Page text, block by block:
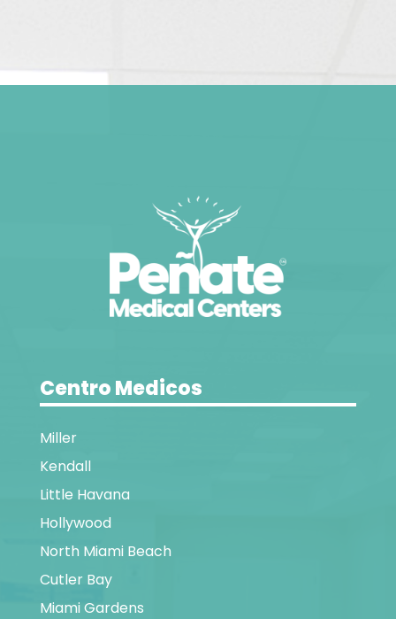
Centro Medicos
Miller
Kendall
Little Havana
Hollywood
North Miami Beach
Cutler Bay
Miami Gardens